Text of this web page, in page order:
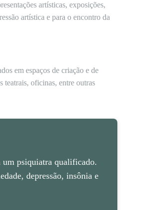
artísticas, exposições,
artística e para o encontro da
em espaços de criação e de
teatrais, oficinas, entre outras
um psiquiatra qualificado.
depressão, insônia e